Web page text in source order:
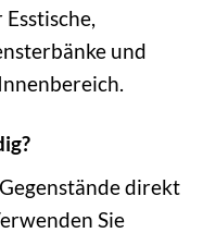
und
direkt
Sie